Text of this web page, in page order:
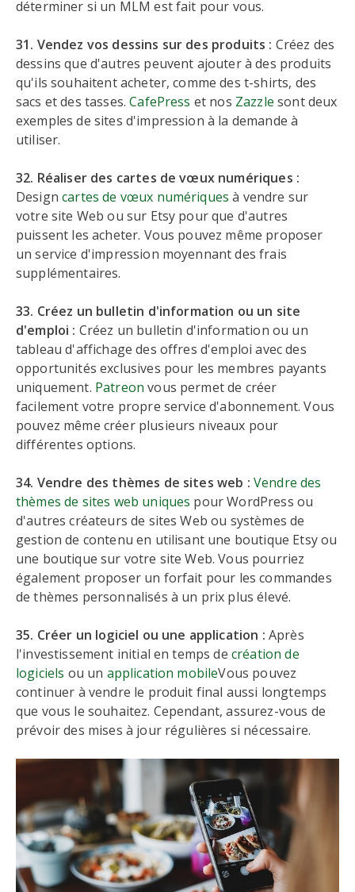
déterminer si un MLM est fait pour vous.
31. Vendez vos dessins sur des produits : Créez des
dessins que d'autres peuvent ajouter à des produits
qu'ils souhaitent acheter, comme des t-shirts, des
sacs et des tasses.CafePress et nos Zazzle sont deux
exemples de sites d'impression à la demande à
utiliser.
32. Réaliser des cartes de vœux numériques :
Designcartes de vœux numériques à vendre sur
votre site Web ou sur Etsy pour que d'autres
puissent les acheter. Vous pouvez même proposer
un service d'impression moyennant des frais
supplémentaires.
33. Créez un bulletin d'information ou un site
d'emploi : Créez un bulletin d'information ou un
tableau d'affichage des offres d'emploi avec des
opportunités exclusives pour les membres payants
uniquement. Patreon vous permet de créer
facilement votre propre service d'abonnement. Vous
pouvez même créer plusieurs niveaux pour
différentes options.
34. Vendre des thèmes de sites web : Vendre des
thèmes de sites web uniques pour WordPress ou
d'autres créateurs de sites Web ou systèmes de
gestion de contenu en utilisant une boutique Etsy ou
une boutique sur votre site Web. Vous pourriez
également proposer un forfait pour les commandes
de thèmes personnalisés à un prix plus élevé.
35. Créer un logiciel ou une application : Après
l'investissement initial en temps de création de
logiciels ou un application mobileVous pouvez
continuer à vendre le produit final aussi longtemps
que vous le souhaitez. Cependant, assurez-vous de
prévoir des mises à jour régulières si nécessaire.